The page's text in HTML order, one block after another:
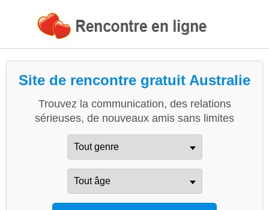
Site de rencontre gratuit Australie
Trouvez la communication, des relations
sérieuses, de nouveaux amis sans limites